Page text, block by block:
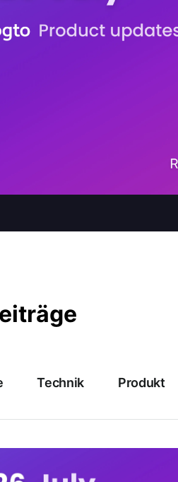
Technik Produkt